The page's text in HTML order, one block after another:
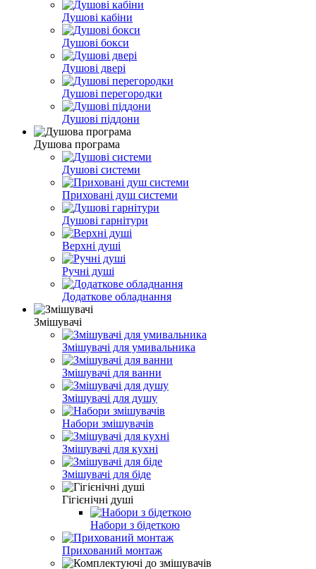
Душові кабіни
Душові бокси
Душові двері
Душові перегородки
Душові піддони
Душова програма
Душові системи
Приховані душ системи
Душові гарнітури
Верхні душі
Ручні душі
Додаткове обладнання
Змішувачі
Змішувачі для умивальника
Змішувачі для ванни
Змішувачі для душу
Набори змішувачів
Змішувачі для кухні
Змішувачі для біде
Гігієнічні душі
Набори з бідеткою
Прихований монтаж